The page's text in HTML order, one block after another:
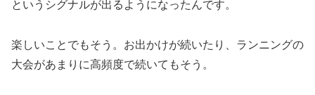
というシグナルが出るようになったんです。
楽しいことでもそう。お出かけが続いたり、ランニングの
大会があまりに高頻度で続いてもそう。